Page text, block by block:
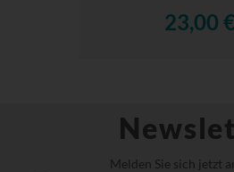
23,00 €
Melden Sie sich jetzt